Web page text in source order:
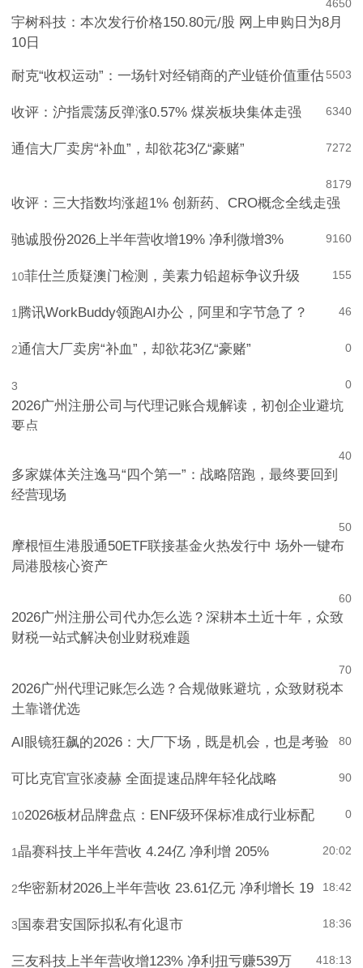
650
4
宇树科技：本次发行价格150.80元/股 网上申购日为8月
10日
503
5
耐克“收权运动”：一场针对经销商的产业链价值重估
340
6
收评：沪指震荡反弹涨0.57% 煤炭板块集体走强
272
7
通信大厂卖房“补血”，却欲花3亿“豪赌”
179
8
收评：三大指数均涨超1% 创新药、CRO概念全线走强
160
9
驰诚股份2026上半年营收增19% 净利微增3%
155
10菲仕兰质疑澳门检测，美素力铅超标争议升级
46
1腾讯WorkBuddy领跑AI办公，阿里和字节急了？
0
2通信大厂卖房“补血”，却欲花3亿“豪赌”
0
3
2026广州注册公司与代理记账合规解读，初创企业避坑
要点
0
4
多家媒体关注逸马“四个第一”：战略陪跑，最终要回到
经营现场
0
5
摩根恒生港股通50ETF联接基金火热发行中 场外一键布
局港股核心资产
0
6
2026广州注册公司代办怎么选？深耕本土近十年，众致
财税一站式解决创业财税难题
0
7
2026广州代理记账怎么选？合规做账避坑，众致财税本
土靠谱优选
0
8
AI眼镜狂飙的2026：大厂下场，既是机会，也是考验
0
9
可比克官宣张凌赫 全面提速品牌年轻化战略
0
102026板材品牌盘点：ENF级环保标准成行业标配
20:02
1晶赛科技上半年营收 4.24亿 净利增 205%
18:42
2华密新材2026上半年营收 23.61亿元 净利增长 19
18:36
3国泰君安国际拟私有化退市
18:13
4